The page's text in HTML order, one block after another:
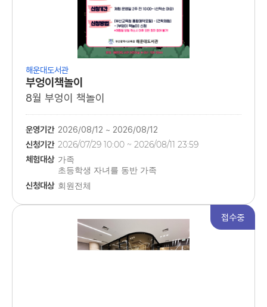
해운대도서관
부엉이책놀이
8월 부엉이 책놀이
운영기간 2026/08/12 ~ 2026/08/12
신청기간 2026/07/29 10:00 ~ 2026/08/11 23:59
체험대상 가족
초등학생 자녀를 동반 가족
신청대상 회원전체
접수중